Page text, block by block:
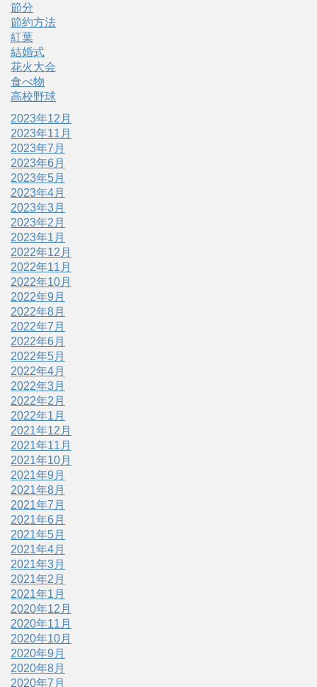
節分
節約方法
紅葉
結婚式
花火大会
食べ物
高校野球
2023年12月
2023年11月
2023年7月
2023年6月
2023年5月
2023年4月
2023年3月
2023年2月
2023年1月
2022年12月
2022年11月
2022年10月
2022年9月
2022年8月
2022年7月
2022年6月
2022年5月
2022年4月
2022年3月
2022年2月
2022年1月
2021年12月
2021年11月
2021年10月
2021年9月
2021年8月
2021年7月
2021年6月
2021年5月
2021年4月
2021年3月
2021年2月
2021年1月
2020年12月
2020年11月
2020年10月
2020年9月
2020年8月
2020年7月